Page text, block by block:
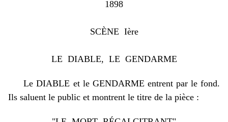
1898
SCÈNE Ière
LE DIABLE, LE GENDARME
Le DIABLE et le GENDARME entrent par le fond.
Ils saluent le public et montrent le titre de la pièce :